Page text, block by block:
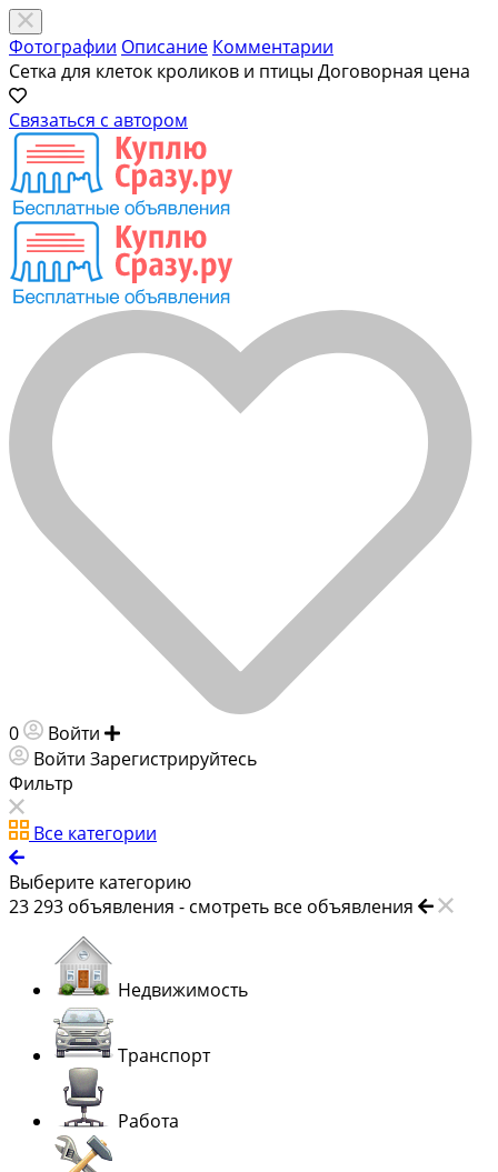
Фотографии Описание Комментарии
Сетка для клеток кроликов и птицы Договорная цена
Связаться с автором
0 Войти
Войти Зарегистрируйтесь
Фильтр
Все категории
Выберите категорию
23 293 объявления - смотреть все объявления
Недвижимость
Транспорт
Работа